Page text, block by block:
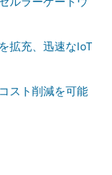
拡充、迅速なIoT
スト削減を可能